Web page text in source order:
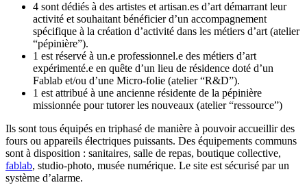
4 sont dédiés à des artistes et artisan.es d’art démarrant leur
activité et souhaitant bénéficier d’un accompagnement
spécifique à la création d’activité dans les métiers d’art (atelier
“pépinière”).
1 est réservé à un.e professionnel.e des métiers d’art
expérimenté.e en quête d’un lieu de résidence doté d’un
Fablab et/ou d’une Micro-folie (atelier “R&D”).
1 est attribué à une ancienne résidente de la pépinière
missionnée pour tutorer les nouveaux (atelier “ressource”)
Ils sont tous équipés en triphasé de manière à pouvoir accueillir des
fours ou appareils électriques puissants. Des équipements communs
sont à disposition : sanitaires, salle de repas, boutique collective,
fablab, studio-photo, musée numérique. Le site est sécurisé par un
système d’alarme.